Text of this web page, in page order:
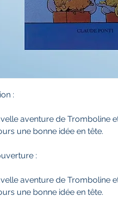
:
aventure de Tromboline
une bonne idée en tête.
:
aventure de Tromboline
une bonne idée en tête.